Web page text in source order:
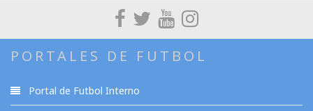
PORTALES DE FUTBOL
Portal de Futbol Interno